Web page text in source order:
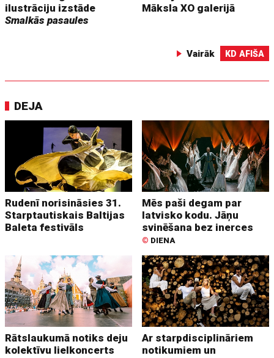
ilustrāciju izstāde
Smalkās pasaules
Māksla XO galerijā
Vairāk KD AFIŠA
DEJA
Rudenī norisināsies 31.
Starptautiskais Baltijas
Baleta festivāls
Mēs paši degam par
latvisko kodu. Jāņu
svinēšana bez inerces
© DIENA
Rātslaukumā notiks deju
kolektīvu lielkoncerts
Ar starpdisciplināriem
notikumiem un